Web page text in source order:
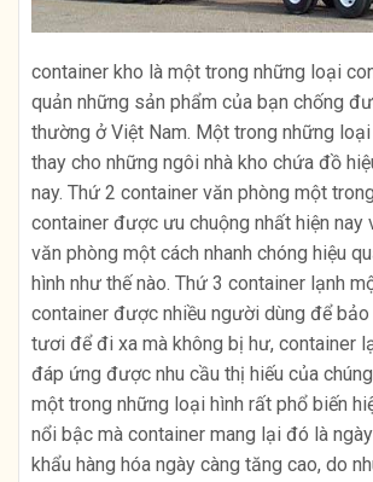
container kho là một trong những loại
quản những sản phẩm của bạn chống
thường ở Việt Nam. Một trong những
thay cho những ngôi nhà kho chứa đồ
nay. Thứ 2 container văn phòng một
container được ưu chuộng nhất hiện nay
văn phòng một cách nhanh chóng hiệu
hình như thế nào. Thứ 3 container lạnh
container được nhiều người dùng để
tươi để đi xa mà không bị hư, container
đáp ứng được nhu cầu thị hiếu của
một trong những loại hình rất phổ biến
nổi bậc mà container mang lại đó là
khẩu hàng hóa ngày càng tăng cao, do